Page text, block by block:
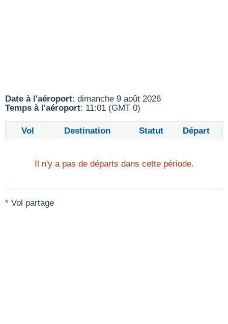
Date à l'aéroport: dimanche 9 août 2026
Temps à l'aéroport: 11:01 (GMT 0)
Vol Destination Statut Départ
Il n'y a pas de départs dans cette période.
* Vol partage